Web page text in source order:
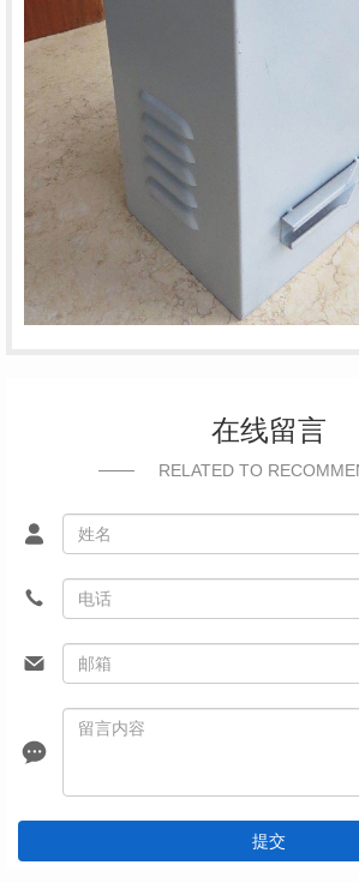
在线留言
RELATED TO
提交